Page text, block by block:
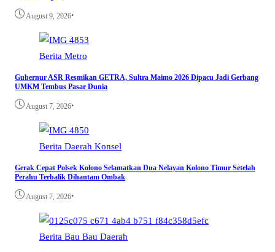
August 9, 2026•
Berita Metro
Gubernur ASR Resmikan GETRA, Sultra Maimo 2026 Dipacu Jadi Gerbang
UMKM Tembus Pasar Dunia
August 7, 2026•
Berita Daerah Konsel
Gerak Cepat Polsek Kolono Selamatkan Dua Nelayan Kolono Timur Setelah
Perahu Terbalik Dihantam Ombak
August 7, 2026•
Berita Bau Bau Daerah